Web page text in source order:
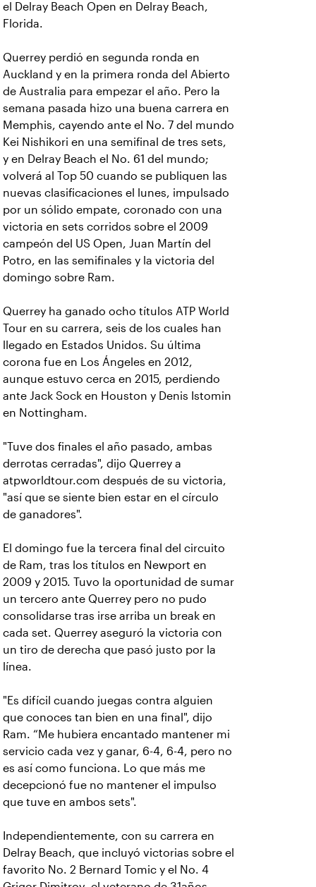
el Delray Beach Open en Delray Beach,
Florida.
Querrey perdió en segunda ronda en
Auckland y en la primera ronda del Abierto
de Australia para empezar el año. Pero la
semana pasada hizo una buena carrera en
Memphis, cayendo ante el No. 7 del mundo
Kei Nishikori en una semifinal de tres sets,
y en Delray Beach el No. 61 del mundo;
volverá al Top 50 cuando se publiquen las
nuevas clasificaciones el lunes, impulsado
por un sólido empate, coronado con una
victoria en sets corridos sobre el 2009
campeón del US Open, Juan Martín del
Potro, en las semifinales y la victoria del
domingo sobre Ram.
Querrey ha ganado ocho títulos ATP World
Tour en su carrera, seis de los cuales han
llegado en Estados Unidos. Su última
corona fue en Los Ángeles en 2012,
aunque estuvo cerca en 2015, perdiendo
ante Jack Sock en Houston y Denis Istomin
en Nottingham.
"Tuve dos finales el año pasado, ambas
derrotas cerradas", dijo Querrey a
atpworldtour.com después de su victoria,
"así que se siente bien estar en el círculo
de ganadores".
El domingo fue la tercera final del circuito
de Ram, tras los títulos en Newport en
2009 y 2015. Tuvo la oportunidad de sumar
un tercero ante Querrey pero no pudo
consolidarse tras irse arriba un break en
cada set. Querrey aseguró la victoria con
un tiro de derecha que pasó justo por la
línea.
"Es difícil cuando juegas contra alguien
que conoces tan bien en una final", dijo
Ram. “Me hubiera encantado mantener mi
servicio cada vez y ganar, 6-4, 6-4, pero no
es así como funciona. Lo que más me
decepcionó fue no mantener el impulso
que tuve en ambos sets".
Independientemente, con su carrera en
Delray Beach, que incluyó victorias sobre el
favorito No. 2 Bernard Tomic y el No. 4